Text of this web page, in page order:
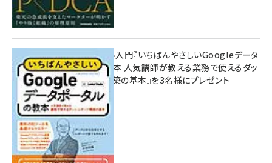
無料BIツール入門『いちばんやさしいGoogleデータ
ポータルの教本 人気講師が教える業務で使えるダッ
シュボード構築の基本』を3名様にプレゼント
7月31日 10:00